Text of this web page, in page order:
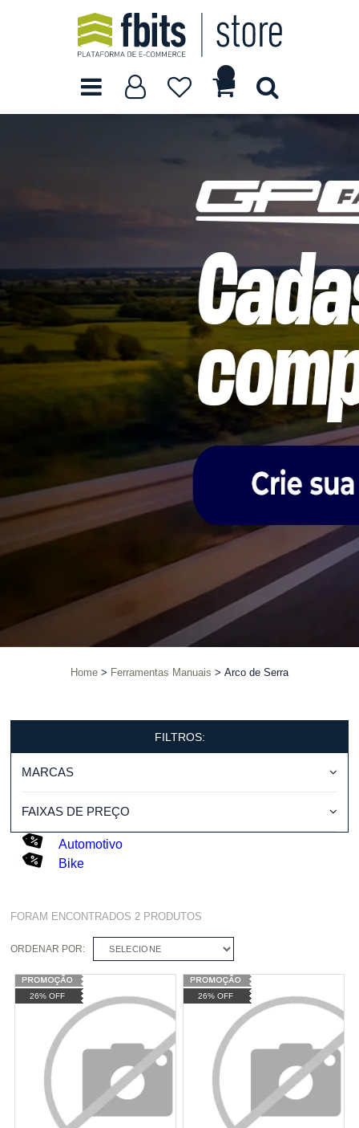
Home Ferramentas Manuais Arco de Serra
FILTROS:
MARCAS
FAIXAS DE PREÇO
Automotivo
Bike
FORAM ENCONTRADOS2 PRODUTOS
ORDENAR POR: SELECIONE
26% OFF 26% OFF